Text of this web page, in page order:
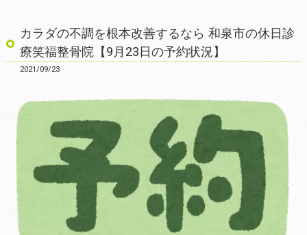
カラダの不調を根本改善するなら 和泉市の休日診
療笑福整骨院【9月23日の予約状況】
2021/09/23